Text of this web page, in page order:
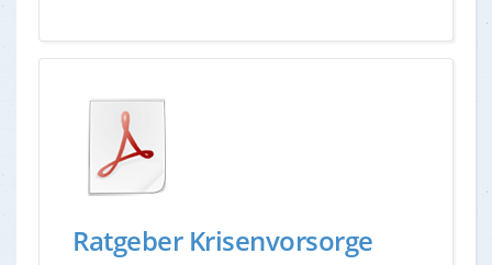
Ratgeber Krisenvorsorge